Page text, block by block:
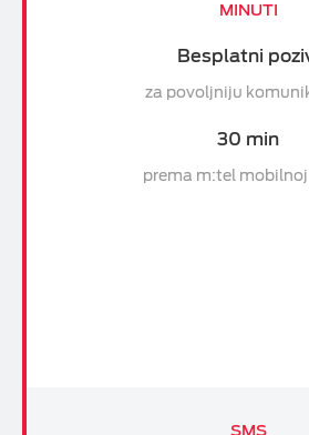
MINUTI
Besplatni
za povoljniju
30 min
prema m:tel mobilnoj
SMS